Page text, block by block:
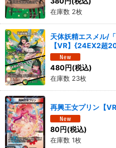
在庫数 2枚
天体妖精エスメル/
【VR】{24EX2超
480円(税込)
在庫数 23枚
再興王女プリン【
80円(税込)
在庫数 1枚